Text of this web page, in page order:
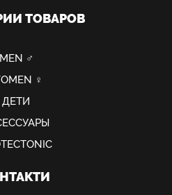
ТОВАРОВ
MEN ♂
♀
ДЕТИ